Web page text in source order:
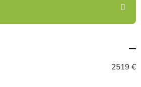
2519 €